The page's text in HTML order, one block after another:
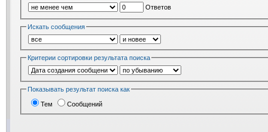
Ответов
Искать сообщения
Критерии сортировки результата поиска
Показывать результат поиска как
Тем Сообщений